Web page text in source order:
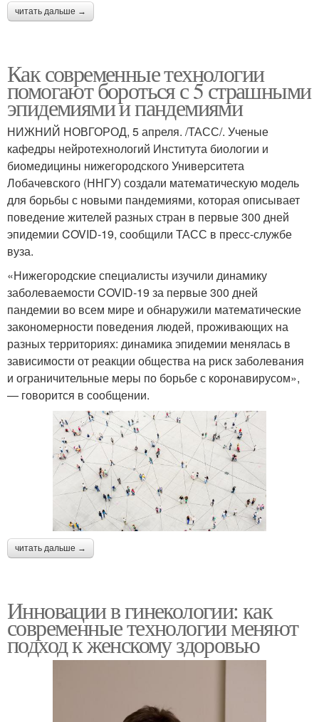
читать дальше →
Как современные технологии
помогают бороться с 5 страшными
эпидемиями и пандемиями
НИЖНИЙ НОВГОРОД, 5 апреля. /ТАСС/. Ученые
кафедры нейротехнологий Института биологии и
биомедицины нижегородского Университета
Лобачевского (ННГУ) создали математическую модель
для борьбы с новыми пандемиями, которая описывает
поведение жителей разных стран в первые 300 дней
эпидемии COVID-19, сообщили ТАСС в пресс-службе
вуза.
«Нижегородские специалисты изучили динамику
заболеваемости COVID-19 за первые 300 дней
пандемии во всем мире и обнаружили математические
закономерности поведения людей, проживающих на
разных территориях: динамика эпидемии менялась в
зависимости от реакции общества на риск заболевания
и ограничительные меры по борьбе с коронавирусом»,
— говорится в сообщении.
читать дальше →
Инновации в гинекологии: как
современные технологии меняют
подход к женскому здоровью